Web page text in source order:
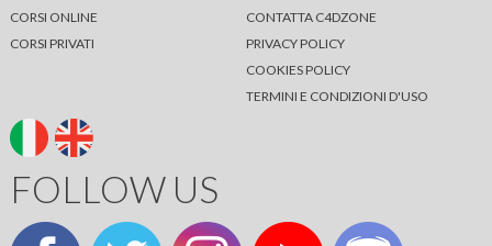
CORSI ONLINE
CORSI PRIVATI
CONTATTA C4DZONE
PRIVACY POLICY
COOKIES POLICY
TERMINI E CONDIZIONI D'USO
FOLLOW US